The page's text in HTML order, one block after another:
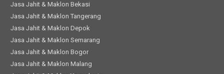
Jasa Jahit & Maklon Bekasi
Jasa Jahit & Maklon Tangerang
Jasa Jahit & Maklon Depok
Jasa Jahit & Maklon Semarang
Jasa Jahit & Maklon Bogor
Jasa Jahit & Maklon Malang